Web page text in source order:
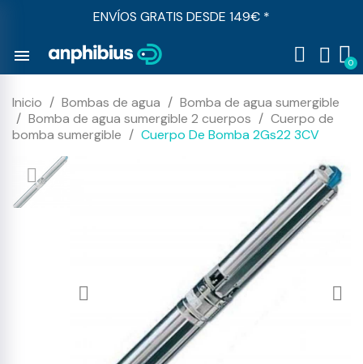
ENVÍOS GRATIS DESDE 149€ *
menu
Inicio Bombas de agua
Bomba de agua sumergible
Bomba de agua sumergible 2 cuerpos
Cuerpo de
bomba sumergible
Cuerpo De Bomba 2Gs22 3CV